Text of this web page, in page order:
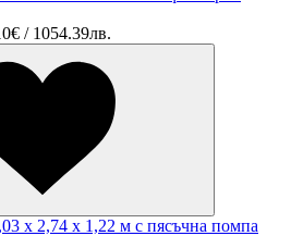
/ 1054.39лв.